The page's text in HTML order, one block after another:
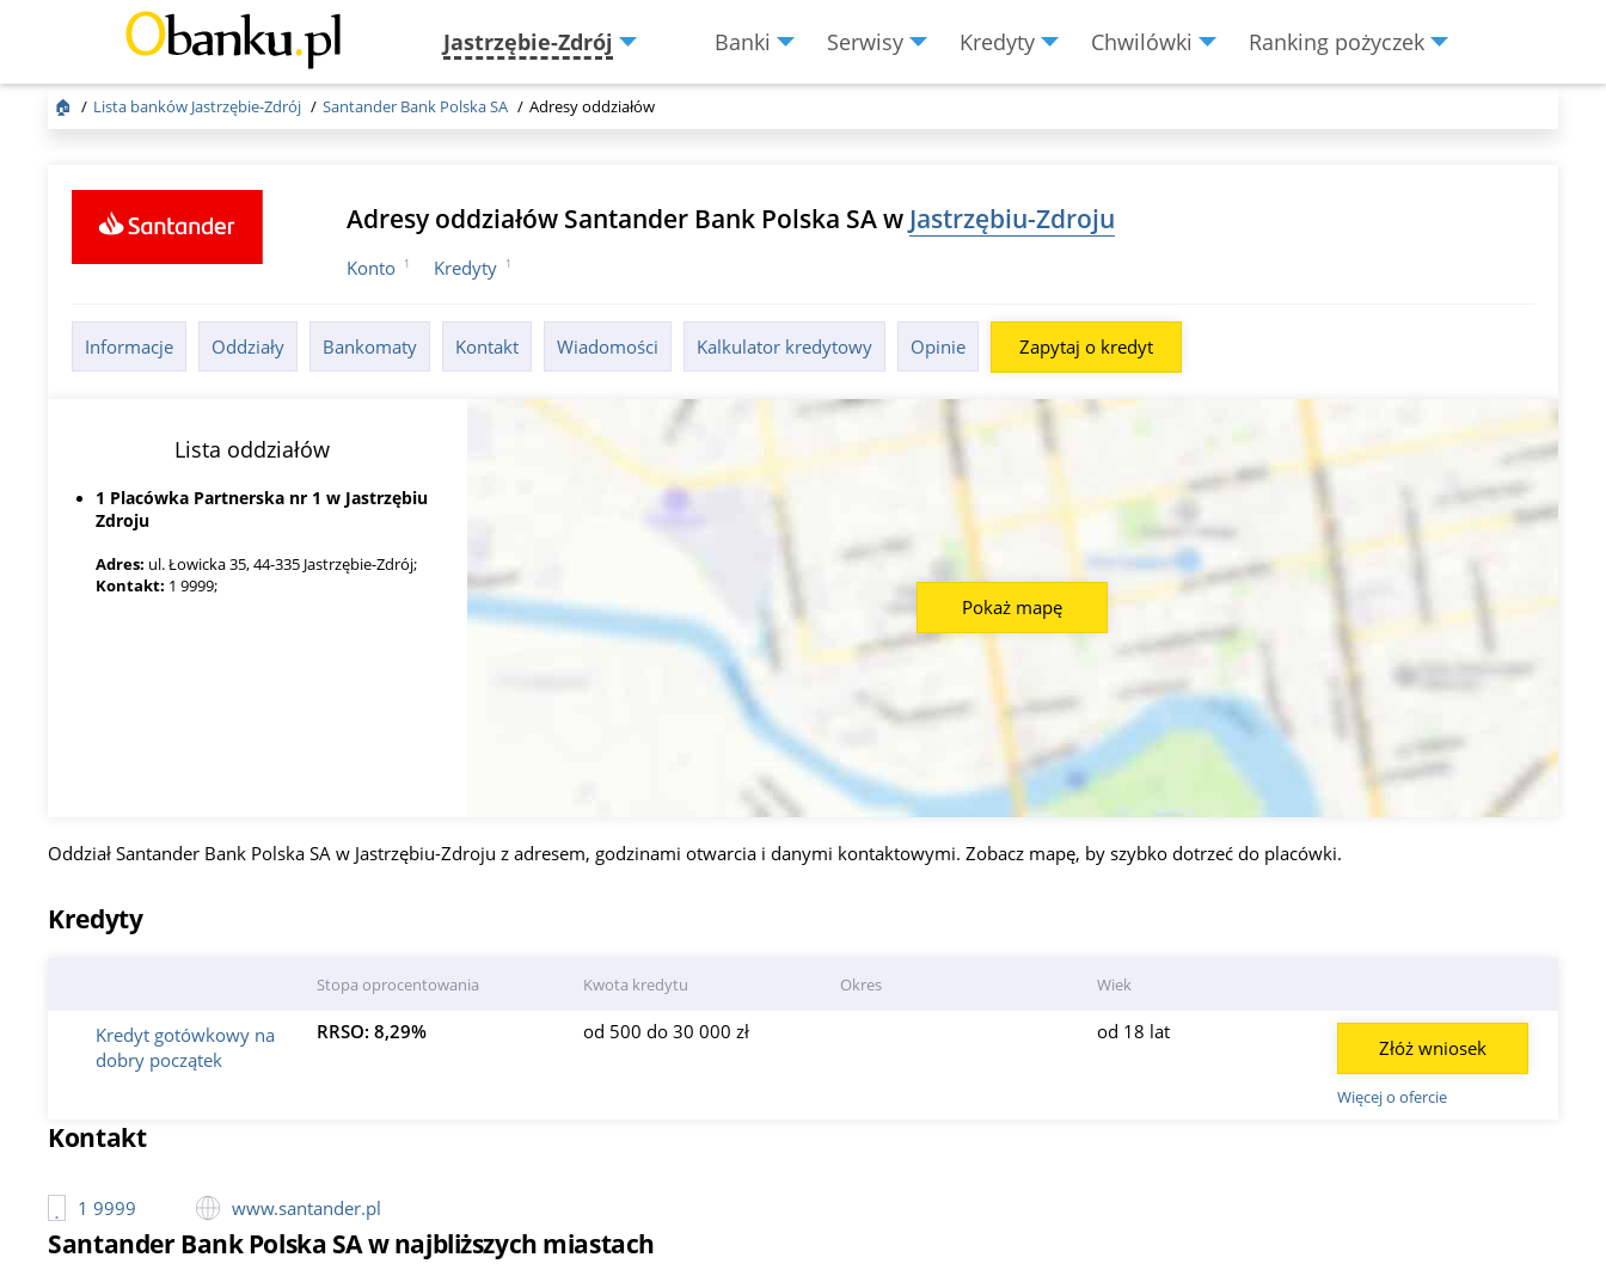
Jastrzębie-Zdrój Banki Serwisy Kredyty Chwilówki Ranking pożyczek
Menu
🏠 Lista banków Jastrzębie-Zdrój Santander Bank Polska SA Adresy oddziałów
Adresy oddziałów Santander Bank Polska SA w Jastrzębiu-Zdroju
Konto 1 Kredyty 1
Informacje Oddziały Bankomaty Kontakt Wiadomości Kalkulator kredytowy Opinie Zapytaj o kredyt
Lista oddziałów
1 Placówka Partnerska nr 1 w Jastrzębiu
Zdroju
Adres: ul. Łowicka 35, 44-335 Jastrzębie-Zdrój;
Kontakt: 1 9999;
Pokaż mapę
Oddział Santander Bank Polska SA w Jastrzębiu-Zdroju z adresem, godzinami otwarcia i danymi kontaktowymi. Zobacz mapę, by szybko dotrzeć do placówki.
Kredyty
Stopa oprocentowania Kwota kredytu Okres Wiek
Kredyt gotówkowy na
dobry początek
RRSO: 8,29% od 500 do 30 000 zł od 18 lat
Więcej o ofercie
Złóż wniosek
Kontakt
1 9999 www.santander.pl
Santander Bank Polska SA w najbliższych miastach